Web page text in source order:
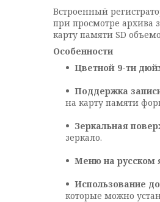
Встроенный
при просмотре архива
карту памяти SD
Особенности
Цветной 9-ти
Поддержка
на карту памяти
Зеркальная
зеркало.
Меню на русском
Использование
которые можно